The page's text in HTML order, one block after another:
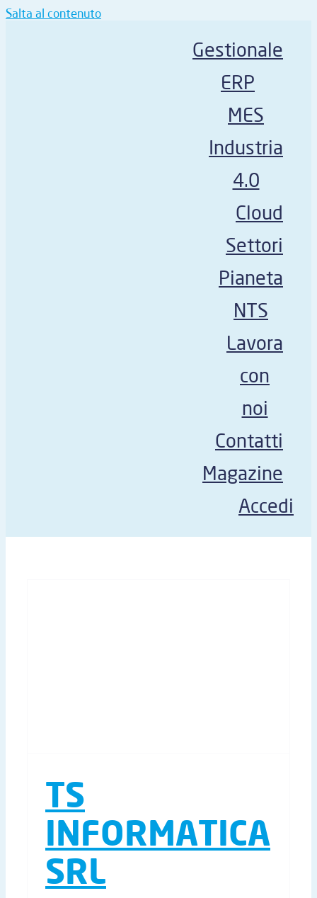
Salta al contenuto
Gestionale
ERP
MES
Industria
4.0
Cloud
Settori
Pianeta
NTS
Lavora
con
noi
Contatti
Magazine
Accedi
TS
INFORMATICA
SRL